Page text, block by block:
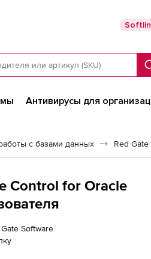
Антивирусы для
с базами данных Red
Control for Oracle
Software